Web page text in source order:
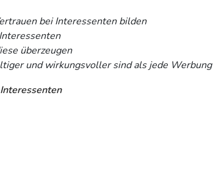
bei Interessenten bilden
überzeugen
und wirkungsvoller sind als jede Werbung